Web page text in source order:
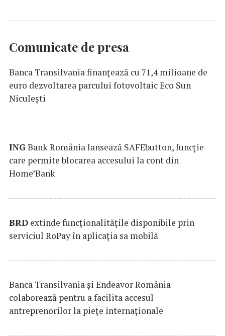
Comunicate de presa
Banca Transilvania finanțează cu 71,4 milioane de
euro dezvoltarea parcului fotovoltaic Eco Sun
Niculești
INGBank România lansează SAFEbutton, funcţie
care permite blocarea accesului la cont din
Home’Bank
BRD extinde funcţionalităţile disponibile prin
serviciul RoPay în aplicaţia sa mobilă
Banca Transilvania şi Endeavor România
colaborează pentru a facilita accesul
antreprenorilor la pieţe internaţionale